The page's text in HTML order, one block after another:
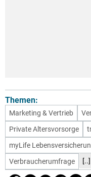
Themen:
Marketing & Vertrieb
Private Altersvorsorge
myLife
Verbraucherumfrage
[..]